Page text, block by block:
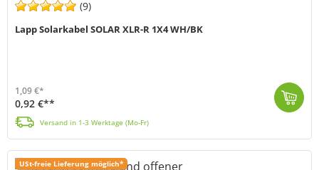
(9)
Lapp Solarkabel SOLAR XLR-R 1X4 WH/BK
1,09 €*
0,92 €**
Versand in 1-3 Werktage (Mo-Fr)
USt-freie Lieferung möglich*